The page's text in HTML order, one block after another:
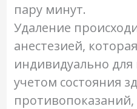
пару минут.
Удаление
анестезией,
индивидуально
учетом состояния